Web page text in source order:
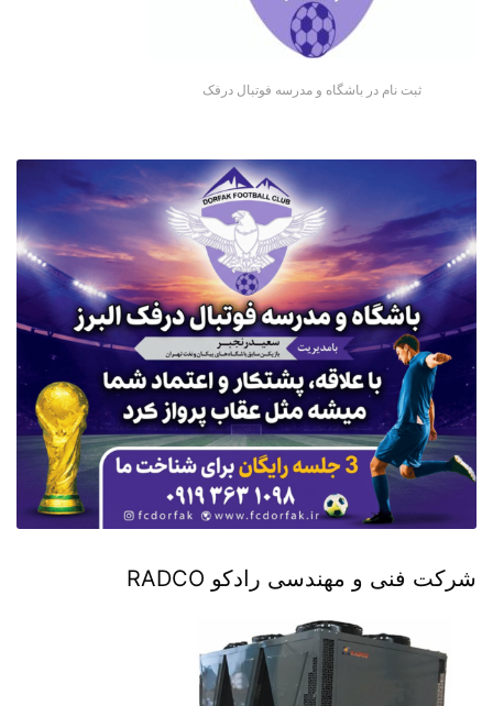
ثبت نام در باشگاه و مدرسه فوتبال درفک
شرکت فنی و مهندسی رادکو RADCO